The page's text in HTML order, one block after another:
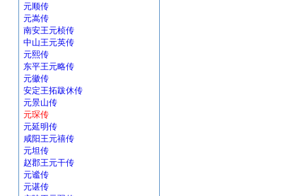
元顺传
元嵩传
南安王元桢传
中山王元英传
元熙传
东平王元略传
元徽传
安定王拓跋休传
元景山传
元琛传
元延明传
咸阳王元禧传
元坦传
赵郡王元干传
元谧传
元谌传